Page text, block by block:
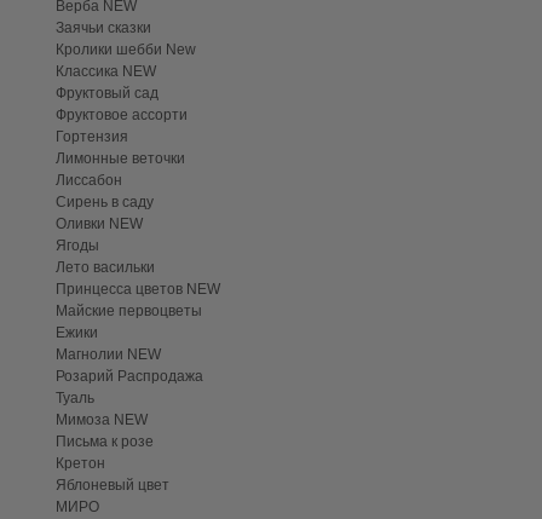
Верба NEW
Заячьи сказки
Кролики шебби New
Классика NEW
Фруктовый сад
Фруктовое ассорти
Гортензия
Лимонные веточки
Лиссабон
Сирень в саду
Оливки NEW
Ягоды
Лето васильки
Принцесса цветов NEW
Майские первоцветы
Ежики
Магнолии NEW
Розарий Распродажа
Туаль
Мимоза NEW
Письма к розе
Кретон
Яблоневый цвет
МИРО